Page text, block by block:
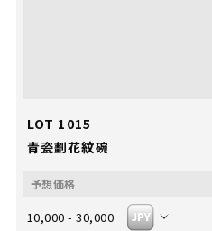
LOT 1015
青瓷劃花紋碗
10,000 - 30,000